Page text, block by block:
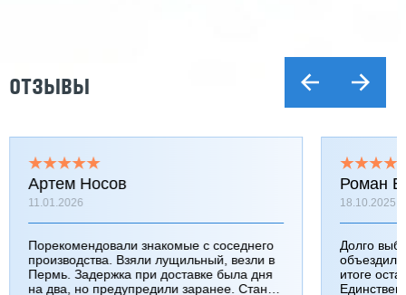
ОТЗЫВЫ
Артем Носов
11.01.2026
Порекомендовали знакомые с соседнего
производства. Взяли лущильный, везли в
Пермь. Задержка при доставке была дня
на два, но предупредили заранее. Станок
Роман
18.10.2025
Долго
итоге